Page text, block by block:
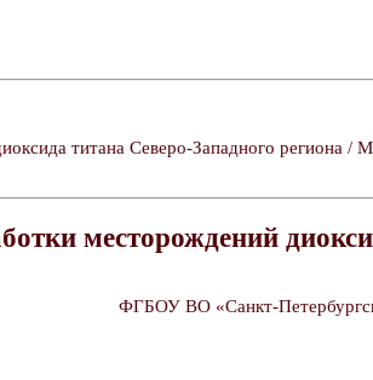
титана Северо-Западного
месторождений
ФГБОУ ВО «Санкт-